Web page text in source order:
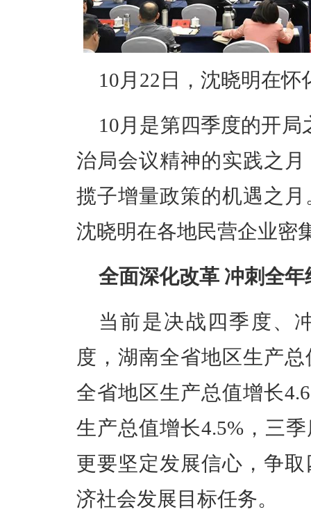
10月22日，沈晓明在
10月是第四季度的开
治局会议精神的实践之
揽子增量政策的机遇之
沈晓明在各地民营企业密
全面深化改革 冲刺全年
当前是决战四季度、
度，湖南全省地区生产
全省地区生产总值增长
生产总值增长4.5%，三
更要坚定发展信心，争
济社会发展目标任务。